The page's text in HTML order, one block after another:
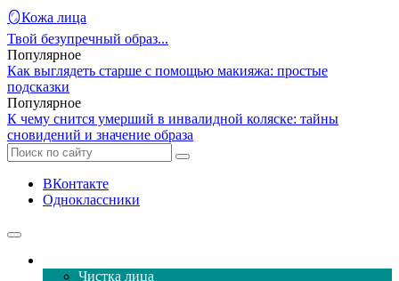
🪞Кожа лица
Твой безупречный образ...
Популярное
Как выглядеть старше с помощью макияжа: простые
подсказки
Популярное
К чему снится умерший в инвалидной коляске: тайны
сновидений и значение образа
ВКонтакте
Одноклассники
Чистка лица